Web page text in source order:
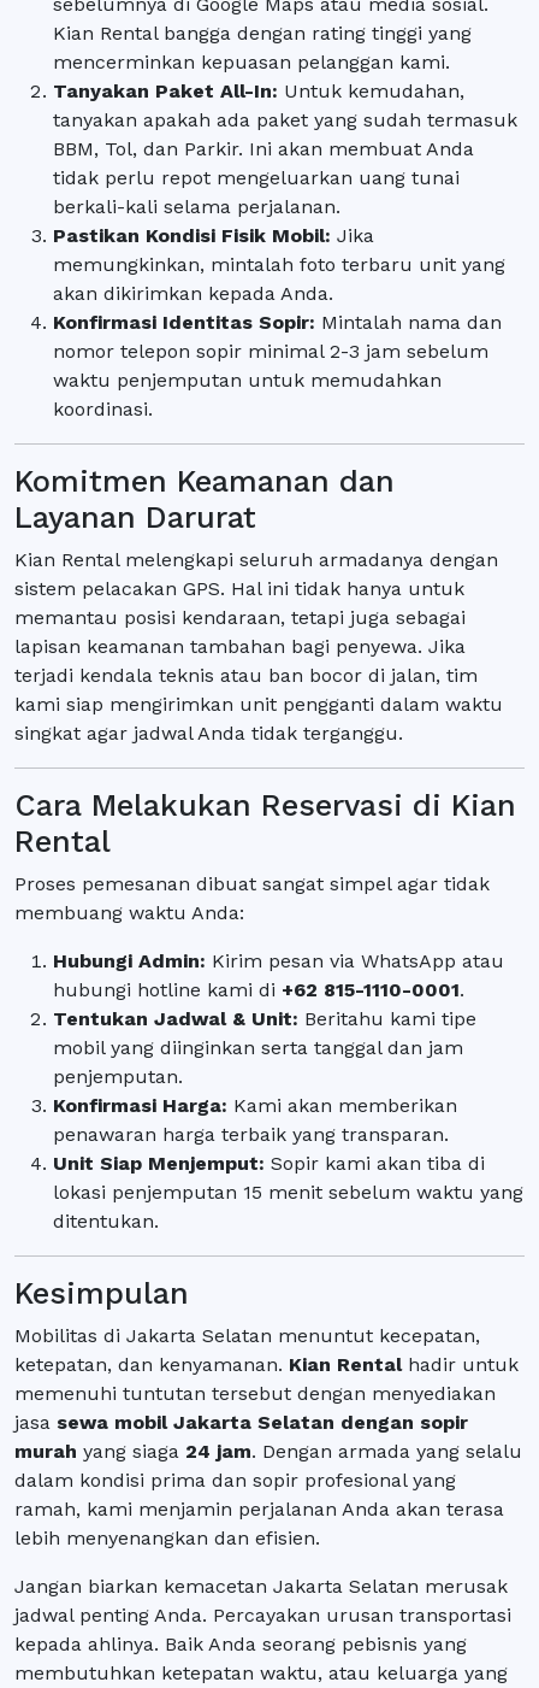
Kian Rental bangga dengan rating tinggi yang
mencerminkan kepuasan pelanggan kami.
Tanyakan Paket All-In: Untuk kemudahan,
tanyakan apakah ada paket yang sudah termasuk
BBM, Tol, dan Parkir. Ini akan membuat Anda
tidak perlu repot mengeluarkan uang tunai
berkali-kali selama perjalanan.
Pastikan Kondisi Fisik Mobil: Jika
memungkinkan, mintalah foto terbaru unit yang
akan dikirimkan kepada Anda.
Konfirmasi Identitas Sopir: Mintalah nama dan
nomor telepon sopir minimal 2-3 jam sebelum
waktu penjemputan untuk memudahkan
koordinasi.
Komitmen Keamanan dan
Layanan Darurat
Kian Rental melengkapi seluruh armadanya dengan
sistem pelacakan GPS. Hal ini tidak hanya untuk
memantau posisi kendaraan, tetapi juga sebagai
lapisan keamanan tambahan bagi penyewa. Jika
terjadi kendala teknis atau ban bocor di jalan, tim
kami siap mengirimkan unit pengganti dalam waktu
singkat agar jadwal Anda tidak terganggu.
Cara Melakukan Reservasi di Kian
Rental
Proses pemesanan dibuat sangat simpel agar tidak
membuang waktu Anda:
Hubungi Admin: Kirim pesan via WhatsApp atau
hubungi hotline kami di +62 815-1110-0001.
Tentukan Jadwal & Unit: Beritahu kami tipe
mobil yang diinginkan serta tanggal dan jam
penjemputan.
Konfirmasi Harga: Kami akan memberikan
penawaran harga terbaik yang transparan.
Unit Siap Menjemput: Sopir kami akan tiba di
lokasi penjemputan 15 menit sebelum waktu yang
ditentukan.
Kesimpulan
Mobilitas di Jakarta Selatan menuntut kecepatan,
ketepatan, dan kenyamanan. Kian Rentalhadir untuk
memenuhi tuntutan tersebut dengan menyediakan
jasa sewa mobil Jakarta Selatan dengan sopir
murah yang siaga 24 jam. Dengan armada yang selalu
dalam kondisi prima dan sopir profesional yang
ramah, kami menjamin perjalanan Anda akan terasa
lebih menyenangkan dan efisien.
Jangan biarkan kemacetan Jakarta Selatan merusak
jadwal penting Anda. Percayakan urusan transportasi
kepada ahlinya. Baik Anda seorang pebisnis yang
membutuhkan ketepatan waktu, atau keluarga yang